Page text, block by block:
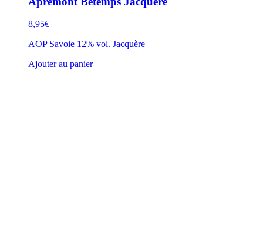
8,95€
AOP Savoie 12% vol. Jacquère
Ajouter au panier